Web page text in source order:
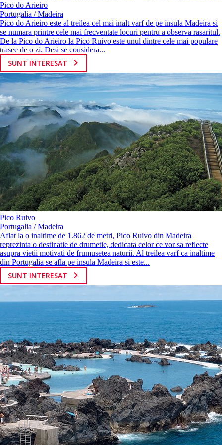
Pico do Arieiro
Portugalia / Madeira
Pico do Arieiro este al treilea cel mai inalt varf de pe insula Madeira si
se numara printre cele mai frecventate locuri pentru a observa rasaritul.
De la Pico do Arieiro la Pico Ruivo este unul dintre cele mai populare
trasee de o zi. Desi se considera...
SUNT INTERESAT
Pico Ruivo
Portugalia / Madeira
Aflat la o inaltime de 1.862 de metri, Pico Ruivo din Madeira
reprezinta o destinatie de drumetie, dedicata celor ce vor sa reflecte
asupra vietii motivati de frumusetea naturii. Al treilea varf ca inaltime
din Portugalia se afla pe insula Madeira si este...
SUNT INTERESAT